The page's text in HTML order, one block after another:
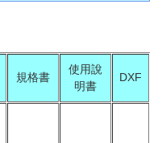
規格書
使用說
明書
DXF